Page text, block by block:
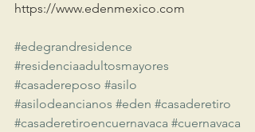
https://www.edenmexico.com
#edegrandresidence
#residenciaadultosmayores
#casadereposo #asilo
#asilodeancianos #eden #casaderetiro
#casaderetiroencuernavaca #cuernavaca